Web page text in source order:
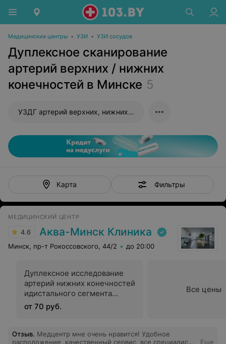
Медицинские центры • УЗИ • УЗИ сосудов
Дуплексное сканирование
артерий верхних / нижних
конечностей в Минске 5
УЗДГ артерий верхних, нижних конечностей
Карта Фильтры
МЕДИЦИНСКИЙ ЦЕНТР
4.6 Аква-Минск Клиника
Минск, пр-т Рокоссовского, 44/2 до 20:00
Дуплексное исследование
артерий нижних конечностей
идистального сегмента
поверхностных и глубоких
вен нижних конечностей
от 70 руб.
Все цены
Отзыв. Медцентр мне очень нравится! Удобное
расположение, качественный сервис, все специалисты
Еще